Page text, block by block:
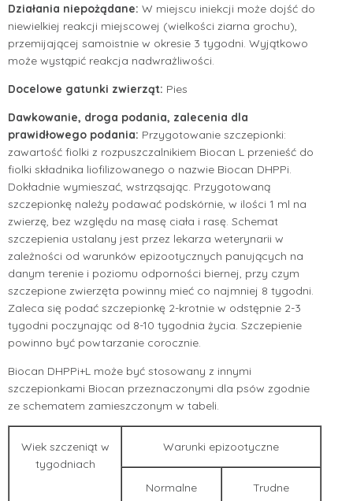
Działania niepożądane: W miejscu iniekcji może dojść do
niewielkiej reakcji miejscowej (wielkości ziarna grochu),
przemijającej samoistnie w okresie 3 tygodni. Wyjątkowo
może wystąpić reakcja nadwrażliwości.
Docelowe gatunki zwierząt: Pies
Dawkowanie, droga podania, zalecenia dla
prawidłowego podania: Przygotowanie szczepionki:
zawartość fiolki z rozpuszczalnikiem Biocan L przenieść do
fiolki składnika liofilizowanego o nazwie Biocan DHPPi.
Dokładnie wymieszać, wstrząsając. Przygotowaną
szczepionkę należy podawać podskórnie, w ilości 1 ml na
zwierzę, bez względu na masę ciała i rasę. Schemat
szczepienia ustalany jest przez lekarza weterynarii w
zależności od warunków epizootycznych panujących na
danym terenie i poziomu odporności biernej, przy czym
szczepione zwierzęta powinny mieć co najmniej 8 tygodni.
Zaleca się podać szczepionkę 2-krotnie w odstępnie 2-3
tygodni poczynając od 8-10 tygodnia życia. Szczepienie
powinno być powtarzanie corocznie.
Biocan DHPPi+L może być stosowany z innymi
szczepionkami Biocan przeznaczonymi dla psów zgodnie
ze schematem zamieszczonym w tabeli.
Wiek szczeniąt w
tygodniach
Warunki epizootyczne
Normalne Trudne